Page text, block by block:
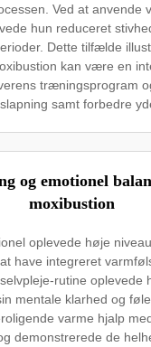
Ved at anvende
hun reduceret
Dette tilfælde
kan være en
træningsprogram
samt forbedre
og emotionel
moxibustion
oplevede høje
have integreret
rutine oplevede
mentale klarhed og
varme hjalp
demonstrerede de